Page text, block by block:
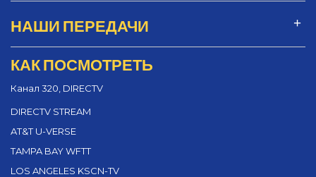
НАШИ ПЕРЕДАЧИ
КАК ПОСМОТРЕТЬ
Канал 320, DIRECTV
DIRECTV STREAM
AT&T U-VERSE
TAMPA BAY WFTT
LOS ANGELES KSCN-TV